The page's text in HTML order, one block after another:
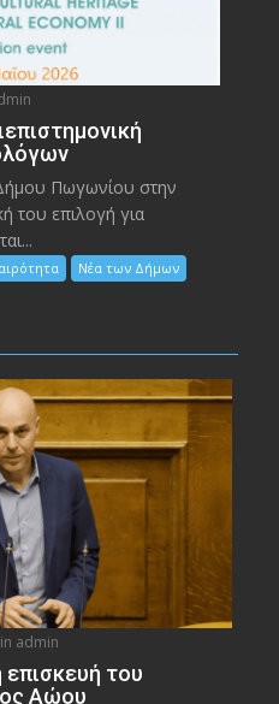
Πωγωνίου στην
του επιλογή για
Νέα των Δήμων
admin
επισκευή του
Αώου